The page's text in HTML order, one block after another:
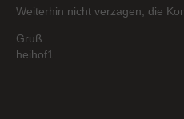
Weiterhin nicht verzagen, die
Gruß
heihof1